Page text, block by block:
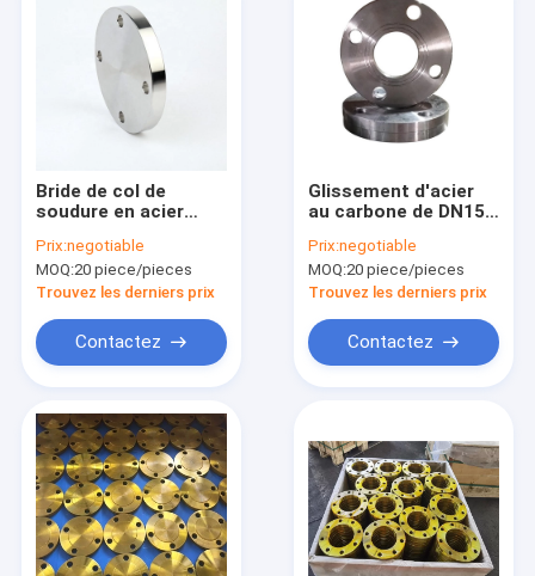
Produits
Au sujet de nous
Visite d'usine
Bride de col de
soudure en acier
5k 10k 16k Dn40
Prix:negotiable
MOQ:20 piece/pieces
Trouvez les derniers prix
Contactez
Glissement d'acier
au carbone de DN15
sur la galvanisation
froide et chaude de
bride
Prix:negotiable
MOQ:20 piece/pieces
Trouvez les derniers prix
Contactez